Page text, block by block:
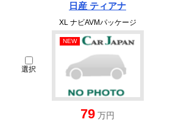
日産 ティアナ
XL ナビAVMパッケージ
選択
NEW
79 万円